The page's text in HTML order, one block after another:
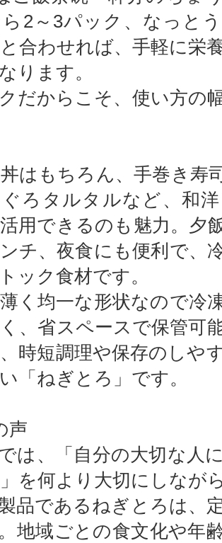
2～3パック、なっと
合わせれば、手軽に栄
ります。
だからこそ、使い方の
はもちろん、手巻き寿
ろタルタルなど、和
用できるのも魅力。夕
チ、夜食にも便利で、
ック食材です。
く均一な形状なので冷
、省スペースで保管可
時短調理や保存のしや
「ねぎとろ」です。
声
は、「自分の大切な人
を何より大切にしなが
品であるねぎとろは、
地域ごとの食文化や年